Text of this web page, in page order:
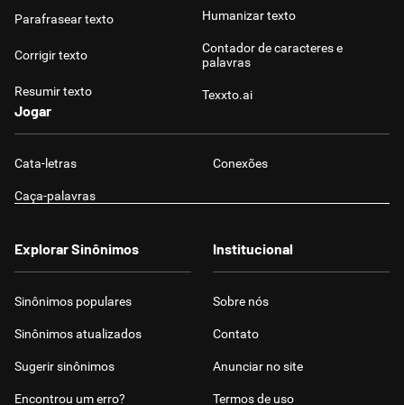
Parafrasear texto
Corrigir texto
Resumir texto
Humanizar texto
Contador de caracteres e
palavras
Texxto.ai
Jogar
Cata-letras Conexões
Caça-palavras
Explorar Sinônimos
Sinônimos populares
Sinônimos atualizados
Sugerir sinônimos
Encontrou um erro?
Institucional
Sobre nós
Contato
Anunciar no site
Termos de uso